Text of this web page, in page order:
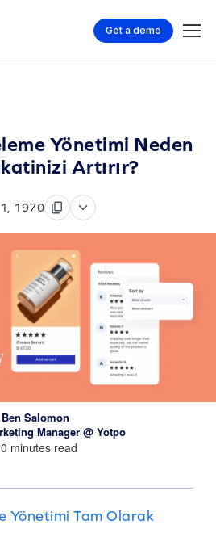
Get a demo
Yönetimi Neden
Artırır?
1, 1970
Ben Salomon
Manager @ Yotpo
minutes read
Yönetimi Tam Olarak